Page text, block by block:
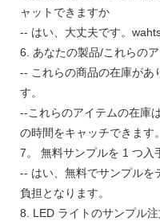
ャットできますか
-- はい、大丈夫です。
6. あなたの製品/これらの
-- これらの商品の在庫があ
す。
--これらのアイテムの在庫
の時間をキャッチできます。
7。 無料サンプルを 1 つ入
-- はい、無料でサンプルを
負担となります。
8. LED ライトのサンプル